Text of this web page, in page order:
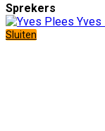
Sprekers
Yves
Sluiten